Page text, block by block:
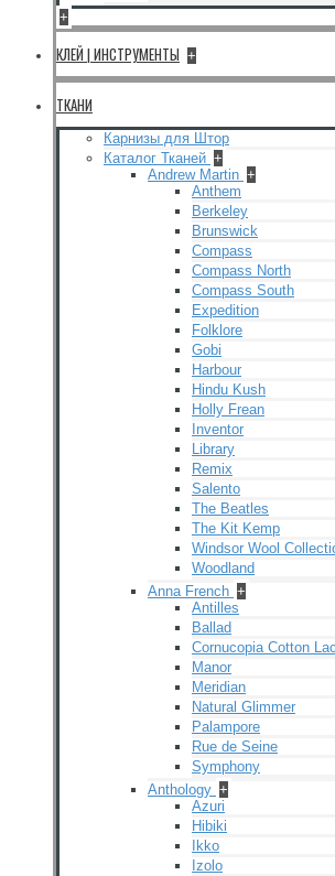
+
КЛЕЙ | ИНСТРУМЕНТЫ +
ТКАНИ
Карнизы для Штор
Каталог Тканей +
Andrew Martin +
Anthem
Berkeley
Brunswick
Compass
Compass North
Compass South
Expedition
Folklore
Gobi
Harbour
Hindu Kush
Holly Frean
Inventor
Library
Remix
Salento
The Beatles
The Kit Kemp
Windsor Wool
Woodland
Anna French +
Antilles
Ballad
Cornucopia Cotton
Manor
Meridian
Natural Glimmer
Palampore
Rue de Seine
Symphony
Anthology +
Azuri
Hibiki
Ikko
Izolo